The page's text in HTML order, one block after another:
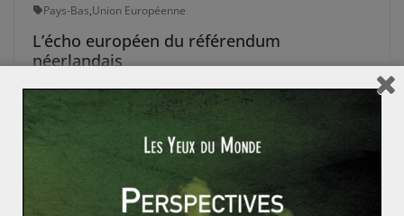
Pays-Bas,Union Européenne
L’écho européen du référendum
néerlandais
Le mercredi 6 avril dernier, les Néerlandais étaient
appelés à se prononcer sur leur adhésion ou non à
l’accord entre